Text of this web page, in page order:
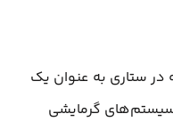
در ستاری به عنوان یک
سیستم‌های گرمایشی